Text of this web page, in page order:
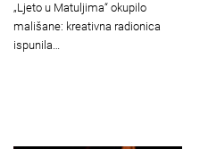
„Ljeto u Matuljima“ okupilo
mališane: kreativna radionica
ispunila…